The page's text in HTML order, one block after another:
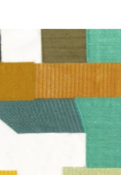
Aspect
Coton
Laine
Lin